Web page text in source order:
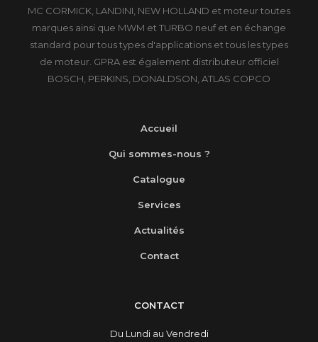
MC CORMICK, LANDINI, NEW HOLLAND et moteur toutes
marques ainsi que MWM et TURBO neuf et en échange
standard pour tous types d'applications et tous les types
de moteur. GPRA est également distributeur officiel
BOSCH, PERKINS, DONALDSON, ATLAS COPCO
Accueil
Qui sommes-nous ?
Catalogue
Services
Actualités
Contact
CONTACT
Du Lundi au Vendredi